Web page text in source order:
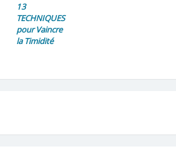
13
TECHNIQUES
pour Vaincre
la Timidité